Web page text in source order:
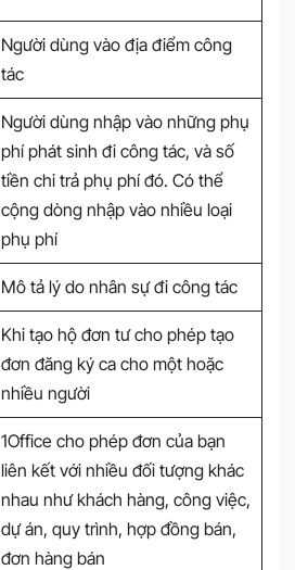
Người dùng vào địa điểm công
tác
Người dùng nhập vào những phụ
phí phát sinh đi công tác, và số
tiền chi trả phụ phí đó. Có thể
cộng dòng nhập vào nhiều loại
phụ phí
Mô tả lý do nhân sự đi công tác
Khi tạo hộ đơn tư cho phép tạo
đơn đăng ký ca cho một hoặc
nhiều người
1Office cho phép đơn của bạn
liên kết với nhiều đối tượng khác
nhau như khách hàng, công việc,
dự án, quy trình, hợp đồng bán,
đơn hàng bán